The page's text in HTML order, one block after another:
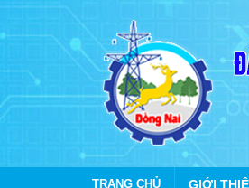
TRANG CHỦ GIỚI